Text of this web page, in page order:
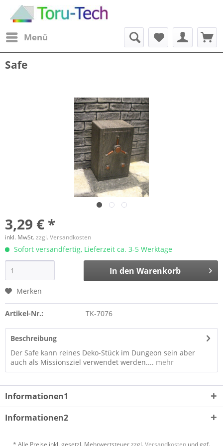
Menü
Safe
3,29 € *
inkl. MwSt.zzgl. Versandkosten
Sofort versandfertig, Lieferzeit ca. 3-5 Werktage
In den Warenkorb
Merken
Artikel-Nr.: TK-7076
Beschreibung
Der Safe kann reines Deko-Stück im Dungeon sein aber
auch als Missionsziel verwendet werden.... mehr
Informationen1
Informationen2